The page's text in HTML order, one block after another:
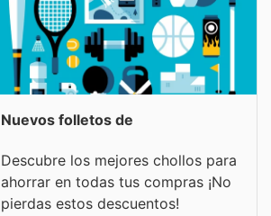
Nuevos folletos de
Descubre los mejores chollos para
ahorrar en todas tus compras ¡No
pierdas estos descuentos!